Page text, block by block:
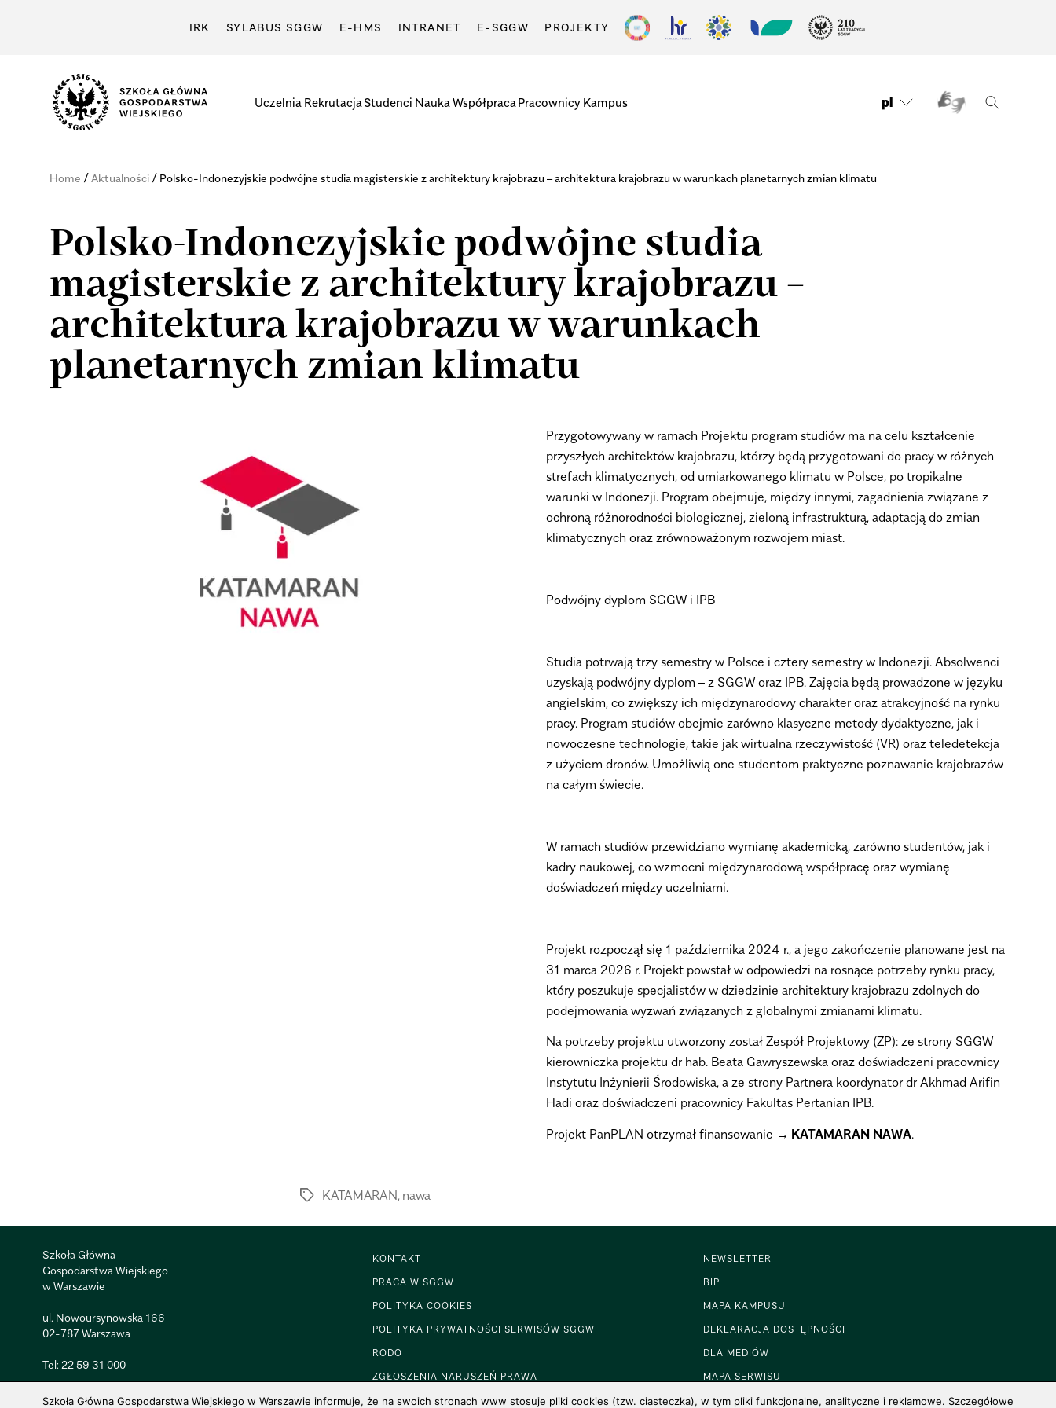
IRK SYLABUS SGGW E-HMS INTRANET E-SGGW PROJEKTY
Uczelnia Rekrutacja Studenci Nauka Współpraca Pracownicy Kampus pl
Home /Aktualności/ Polsko-Indonezyjskie podwójne studia magisterskie z architektury krajobrazu – architektura krajobrazu w warunkach planetarnych zmian klimatu
Polsko-Indonezyjskie podwójne studia
magisterskie z architektury krajobrazu –
architektura krajobrazu w warunkach
planetarnych zmian klimatu
Przygotowywany w ramach Projektu program studiów ma na celu kształcenie
przyszłych architektów krajobrazu, którzy będą przygotowani do pracy w różnych
strefach klimatycznych, od umiarkowanego klimatu w Polsce, po tropikalne
warunki w Indonezji. Program obejmuje, między innymi, zagadnienia związane z
ochroną różnorodności biologicznej, zieloną infrastrukturą, adaptacją do zmian
klimatycznych oraz zrównoważonym rozwojem miast.
Podwójny dyplom SGGW i IPB
Studia potrwają trzy semestry w Polsce i cztery semestry w Indonezji. Absolwenci
uzyskają podwójny dyplom – z SGGW oraz IPB. Zajęcia będą prowadzone w języku
angielskim, co zwiększy ich międzynarodowy charakter oraz atrakcyjność na rynku
pracy. Program studiów obejmie zarówno klasyczne metody dydaktyczne, jak i
nowoczesne technologie, takie jak wirtualna rzeczywistość (VR) oraz teledetekcja
z użyciem dronów. Umożliwią one studentom praktyczne poznawanie krajobrazów
na całym świecie.
W ramach studiów przewidziano wymianę akademicką, zarówno studentów, jak i
kadry naukowej, co wzmocni międzynarodową współpracę oraz wymianę
doświadczeń między uczelniami.
Projekt rozpoczął się 1 października 2024 r., a jego zakończenie planowane jest na
31 marca 2026 r. Projekt powstał w odpowiedzi na rosnące potrzeby rynku pracy,
który poszukuje specjalistów w dziedzinie architektury krajobrazu zdolnych do
podejmowania wyzwań związanych z globalnymi zmianami klimatu.
Na potrzeby projektu utworzony został Zespół Projektowy (ZP): ze strony SGGW
kierowniczka projektu dr hab. Beata Gawryszewska oraz doświadczeni pracownicy
Instytutu Inżynierii Środowiska, a ze strony Partnera koordynator dr Akhmad Arifin
Hadi oraz doświadczeni pracownicy Fakultas Pertanian IPB.
Projekt PanPLAN otrzymał finansowanie
KATAMARAN NAWA.
KATAMARAN, nawa
Szkoła Główna
Gospodarstwa Wiejskiego
w Warszawie
ul. Nowoursynowska 166
02-787 Warszawa
Tel: 22 59 31 000
KONTAKT
PRACA W SGGW
POLITYKA COOKIES
POLITYKA PRYWATNOŚCI SERWISÓW SGGW
RODO
ZGŁOSZENIA NARUSZEŃ PRAWA
NEWSLETTER
BIP
MAPA KAMPUSU
DEKLARACJA DOSTĘPNOŚCI
DLA MEDIÓW
MAPA SERWISU
Szkoła Główna Gospodarstwa Wiejskiego w Warszawie informuje, że na swoich stronach www stosuje pliki cookies (tzw. ciasteczka), w tym pliki funkcjonalne, analityczne i reklamowe. Szczegółowe